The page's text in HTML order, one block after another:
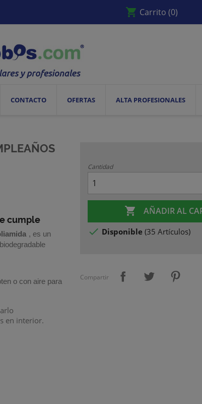
shopping_cart Carrito (0)
CONTACTO OFERTAS ALTA PROFESIONALES
cumple
, es un
o con aire para
en interior.
Cantidad
 AÑADIR AL
 Disponible (35 Artículos)
Compartir